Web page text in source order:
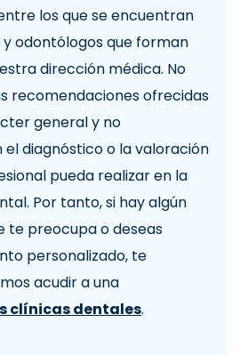
los que se encuentran
y odontólogos que forman
dirección médica. No
recomendaciones ofrecidas
general y no
el diagnóstico o la valoración
pueda realizar en la
Por tanto, si hay algún
te preocupa o deseas
personalizado, te
acudir a una
clínicas dentales.